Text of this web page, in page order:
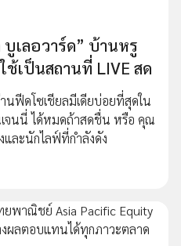
เลอวาร์ด” บ้านหรู
เป็นสถานที่ LIVE สด
ฟีดโซเชียลมีเดียบ่อยที่สุดใน
จนนี่ ได้หมดถ้าสดชื่น หรือ คุณ
และนักไลฟ์ที่กำลังดัง